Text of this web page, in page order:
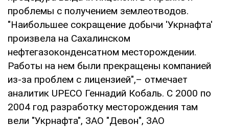
проблемы с получением землеотводов.
"Наибольшее сокращение добычи 'Укрнафта'
произвела на Сахалинском
нефтегазоконденсатном месторождении.
Работы на нем были прекращены компанией
из-за проблем с лицензией",– отмечает
аналитик UPECO Геннадий Кобаль. С 2000 по
2004 год разработку месторождения там
вели "Укрнафта", ЗАО "Девон", ЗАО